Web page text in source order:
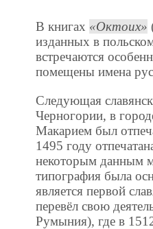
В книгах Октоих
изданных в
встречаются
помещены имена
Следующая
Черногории, в
Макарием был
1495 году
некоторым данным
типография была
является первой
перевёл свою
Румыния), где в